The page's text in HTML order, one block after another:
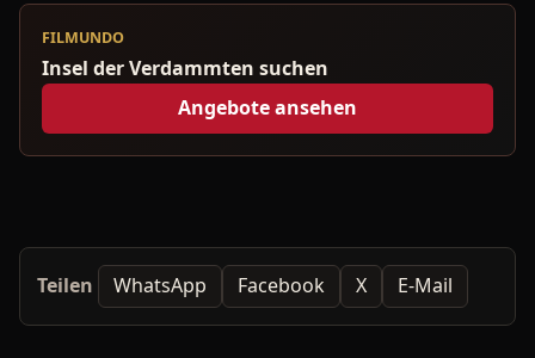
FILMUNDO
Insel der Verdammten suchen
Angebote ansehen
Teilen WhatsApp Facebook X E-Mail